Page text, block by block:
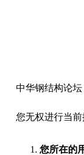
中华钢结构论坛
您无权进行当
您所在的